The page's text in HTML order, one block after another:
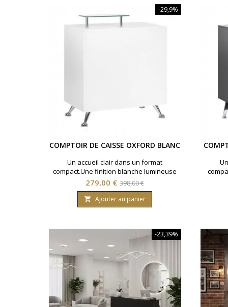
-29,9%
COMPTOIR DE CAISSE OXFORD BLANC
Un accueil clair dans un format
compact.Une finition blanche lumineuse
pour structurer l’espace caisse.◆ Plateau
supérieur en verre trempé ◆ Tiroir et
rangement fermé avec fermeture à clé ◆
Niche arrière avec deux tablettes
Prix
279,00 € Prix
de
base
398,00 €
 Ajouter au panier
-23,39%